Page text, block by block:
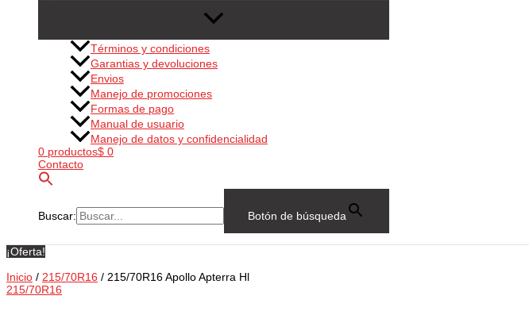
Términos y condiciones
Garantias y devoluciones
Envios
Manejo de promociones
Formas de pago
Manual de usuario
Manejo de datos y confidencialidad
0 productos$ 0
Contacto
Buscar: Botón de búsqueda
¡Oferta!
Inicio / 215/70R16 / 215/70R16 Apollo Apterra Hl
215/70R16